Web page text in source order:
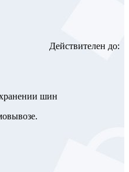
Действителен до:
шин